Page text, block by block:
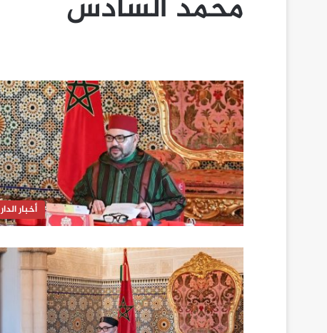
محمد السادس
أخبار الدار